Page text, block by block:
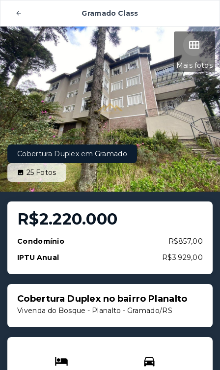
Gramado Class
Mais fotos
Cobertura Duplex em Gramado
25 Fotos
R$2.220.000
Condomínio
R$857,00
IPTU Anual
R$3.929,00
Cobertura Duplex no bairro Planalto
Vivenda do Bosque - Planalto - Gramado/RS